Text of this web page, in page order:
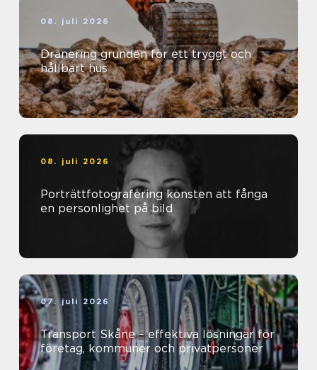
08. juli 2026
Dränering grunden för ett tryggt och
hållbart hus
08. juli 2026
Porträttfotografering konsten att fånga
en personlighet på bild
07. juli 2026
Transport Skåne – effektiva lösningar för
företag, kommuner och privatpersoner